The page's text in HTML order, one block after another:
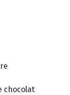
chocolat